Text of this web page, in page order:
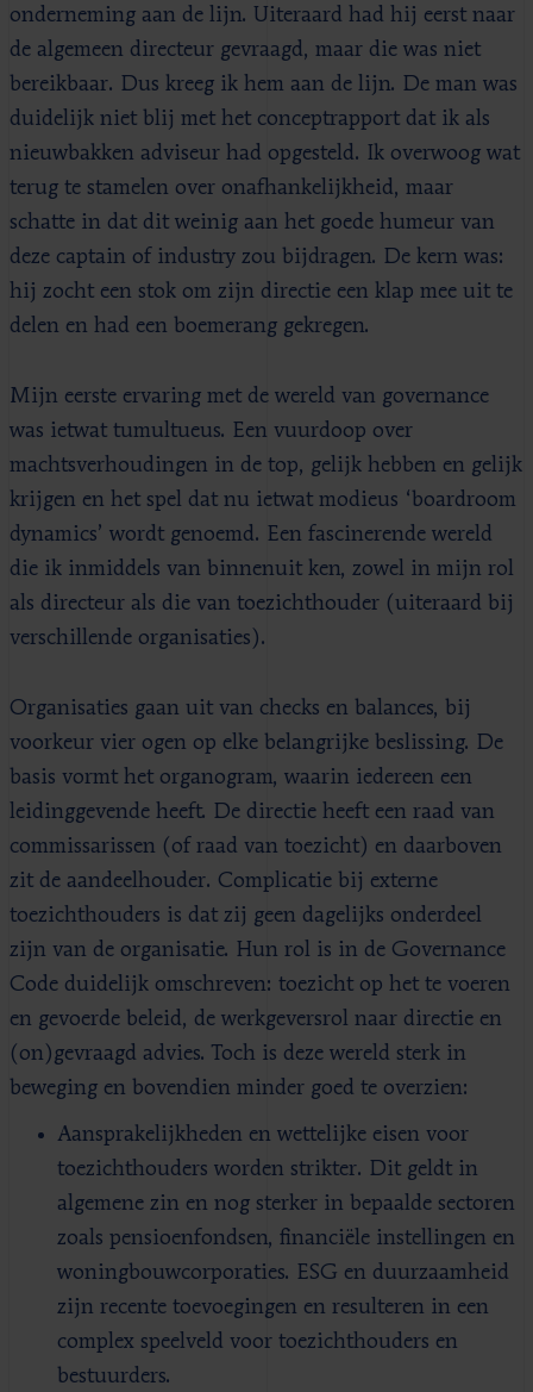
onderneming aan de lijn. Uiteraard had hij eerst naar
de algemeen directeur gevraagd, maar die was niet
bereikbaar. Dus kreeg ik hem aan de lijn. De man was
duidelijk niet blij met het conceptrapport dat ik als
nieuwbakken adviseur had opgesteld. Ik overwoog wat
terug te stamelen over onafhankelijkheid, maar
schatte in dat dit weinig aan het goede humeur van
deze captain of industry zou bijdragen. De kern was:
hij zocht een stok om zijn directie een klap mee uit te
delen en had een boemerang gekregen.
Mijn eerste ervaring met de wereld van governance
was ietwat tumultueus. Een vuurdoop over
machtsverhoudingen in de top, gelijk hebben en gelijk
krijgen en het spel dat nu ietwat modieus ‘boardroom
dynamics’ wordt genoemd. Een fascinerende wereld
die ik inmiddels van binnenuit ken, zowel in mijn rol
als directeur als die van toezichthouder (uiteraard bij
verschillende organisaties).
Organisaties gaan uit van checks en balances, bij
voorkeur vier ogen op elke belangrijke beslissing. De
basis vormt het organogram, waarin iedereen een
leidinggevende heeft. De directie heeft een raad van
commissarissen (of raad van toezicht) en daarboven
zit de aandeelhouder. Complicatie bij externe
toezichthouders is dat zij geen dagelijks onderdeel
zijn van de organisatie. Hun rol is in de Governance
Code duidelijk omschreven: toezicht op het te voeren
en gevoerde beleid, de werkgeversrol naar directie en
(on)gevraagd advies. Toch is deze wereld sterk in
beweging en bovendien minder goed te overzien:
Aansprakelijkheden en wettelijke eisen voor
toezichthouders worden strikter. Dit geldt in
algemene zin en nog sterker in bepaalde sectoren
zoals pensioenfondsen, financiële instellingen en
woningbouwcorporaties. ESG en duurzaamheid
zijn recente toevoegingen en resulteren in een
complex speelveld voor toezichthouders en
bestuurders.